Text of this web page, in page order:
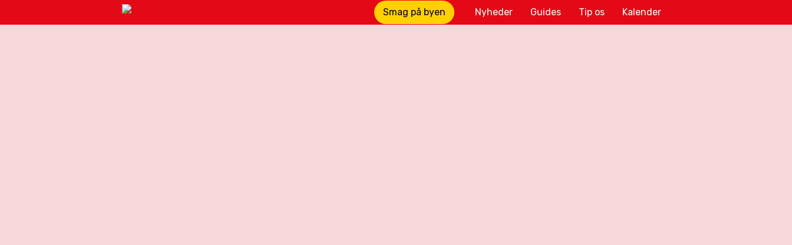
Smag på byen Nyheder Guides Tip os Kalender